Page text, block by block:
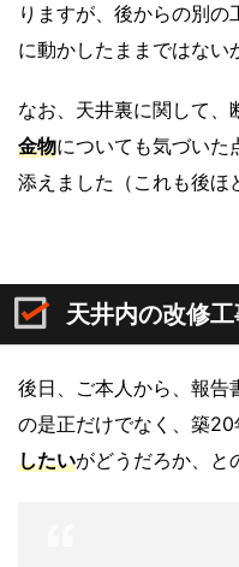
りますが、後からの別
に動かしたままではない
なお、天井裏に関して、
金物についても気づいた
添えました（これも後ほ
天井内の改修
後日、ご本人から、報告
の是正だけでなく、築20
したいがどうだろか、と